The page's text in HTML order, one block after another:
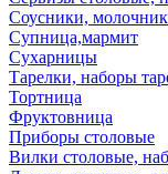
Соусники,
Супница,мармит
Сухарницы
Тарелки, наборы
Тортница
Фруктовница
Приборы столовые
Вилки столовые,